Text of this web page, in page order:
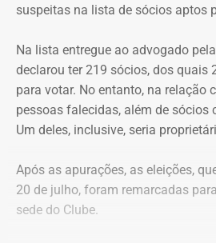
suspeitas na lista de sócios aptos
Na lista entregue ao advogado
declarou ter 219 sócios, dos quais
para votar. No entanto, na relação
pessoas falecidas, além de sócios
Um deles, inclusive, seria
Após as apurações, as eleições,
20 de julho, foram remarcadas
sede do Clube.